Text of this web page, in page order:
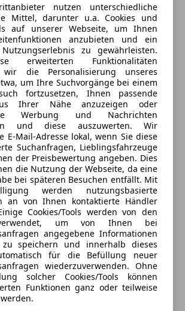
nutzen unterschiedliche
Mittel, darunter u.a. Cookies und
auf unserer Webseite, um Ihnen
anzubieten und ein
zu gewährleisten.
erweiterten Funktionalitäten
wir die Personalisierung unseres
um Ihre Suchvorgänge bei einem
fortzusetzen, Ihnen passende
Ihrer Nähe anzuzeigen oder
Werbung und Nachrichten
und diese auszuwerten. Wir
E-Mail-Adresse lokal, wenn Sie diese
Suchanfragen, Lieblingsfahrzeuge
der Preisbewertung angeben. Dies
die Nutzung der Webseite, da eine
bei späteren Besuchen entfällt. Mit
werden nutzungsbasierte
an von Ihnen kontaktierte Händler
Cookies/Tools werden von den
um von Ihnen bei
angegebene Informationen
speichern und innerhalb dieses
für die Befüllung neuer
wiederzuverwenden. Ohne
solcher Cookies/Tools können
Funktionen ganz oder teilweise